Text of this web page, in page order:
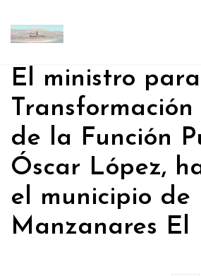
El ministro
de la Función
Óscar López,
el municipio de
Manzanares El